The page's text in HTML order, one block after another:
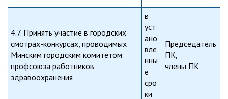
4.7. Принять участие в городских
смотрах-конкурсах, проводимых
Минским городским комитетом
профсоюза работников
здравоохранения
в
уст
ано
вле
нны
е
сро
ки
Председатель
ПК,
члены ПК